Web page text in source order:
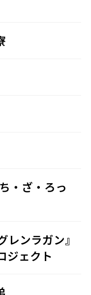
・ざ・ろっ
レンラガン』
ジェクト